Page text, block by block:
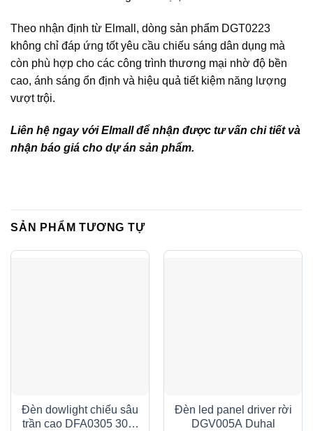
Theo nhận định từ Elmall, dòng sản phẩm DGT0223
không chỉ đáp ứng tốt yêu cầu chiếu sáng dân dụng mà
còn phù hợp cho các công trình thương mại nhờ độ bền
cao, ánh sáng ổn định và hiệu quả tiết kiệm năng lượng
vượt trội.
Liên hệ ngay với Elmall để nhận được tư vấn chi tiết và
nhận báo giá cho dự án sản phẩm.
SẢN PHẨM TƯƠNG TỰ
Đèn dowlight chiếu sâu
trần cao DFA0305 30W
Đèn led panel driver rời
DGV005A Duhal